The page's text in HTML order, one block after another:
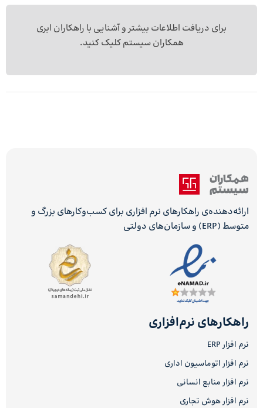
برای دریافت اطلاعات بیشتر و آشنایی با راهکاران ابری
همکاران سیستمکلیک کنید.
ارائه‌دهنده‌ی راهکارهای نرم افزاری برای کسب‌وکارهای بزرگ و
متوسط (ERP) و سازمان‌های دولتی
راهکارهای نرم‌افزاری
نرم افزار ERP
نرم افزار اتوماسیون اداری
نرم افزار منابع انسانی
نرم افزار هوش تجاری